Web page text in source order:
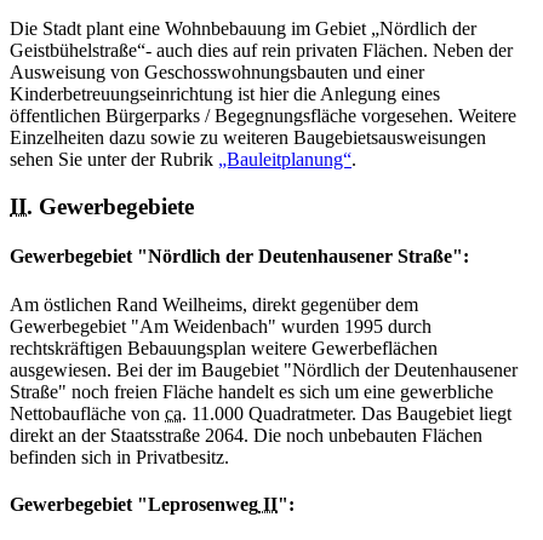
Die Stadt plant eine Wohnbebauung im Gebiet „Nördlich der
Geistbühelstraße“- auch dies auf rein privaten Flächen. Neben der
Ausweisung von Geschosswohnungsbauten und einer
Kinderbetreuungseinrichtung ist hier die Anlegung eines
öffentlichen Bürgerparks / Begegnungsfläche vorgesehen. Weitere
Einzelheiten dazu sowie zu weiteren Baugebietsausweisungen
sehen Sie unter der Rubrik „Bauleitplanung“.
II. Gewerbegebiete
Gewerbegebiet "Nördlich der Deutenhausener Straße":
Am östlichen Rand Weilheims, direkt gegenüber dem
Gewerbegebiet "Am Weidenbach" wurden 1995 durch
rechtskräftigen Bebauungsplan weitere Gewerbeflächen
ausgewiesen. Bei der im Baugebiet "Nördlich der Deutenhausener
Straße" noch freien Fläche handelt es sich um eine gewerbliche
Nettobaufläche von ca. 11.000 Quadratmeter. Das Baugebiet liegt
direkt an der Staatsstraße 2064. Die noch unbebauten Flächen
befinden sich in Privatbesitz.
Gewerbegebiet "Leprosenweg II":